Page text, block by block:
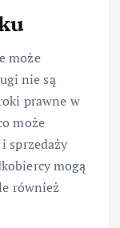
może
nie są
prawne w
może
sprzedaży
mogą
również